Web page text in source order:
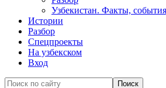
Узбекистан. Факты,
Истории
Разбор
Спецпроекты
На узбекском
Вход